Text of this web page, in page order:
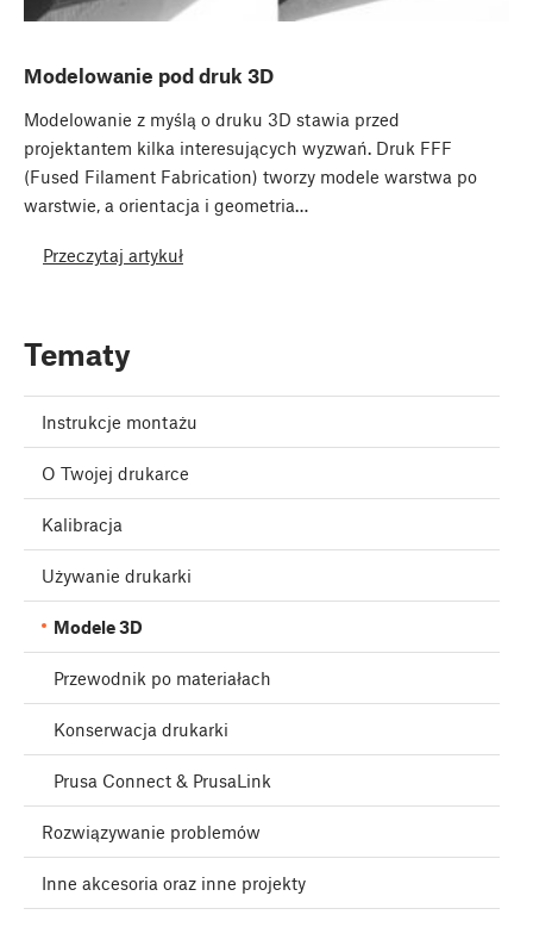
Modelowanie pod druk 3D
Modelowanie z myślą o druku 3D stawia przed
projektantem kilka interesujących wyzwań. Druk FFF
(Fused Filament Fabrication) tworzy modele warstwa po
warstwie, a orientacja i geometria…
Przeczytaj artykuł
Tematy
Instrukcje montażu
O Twojej drukarce
Kalibracja
Używanie drukarki
Modele 3D
Przewodnik po materiałach
Konserwacja drukarki
Prusa Connect & PrusaLink
Rozwiązywanie problemów
Inne akcesoria oraz inne projekty